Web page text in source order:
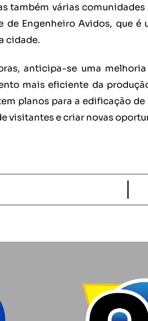
também várias
de Engenheiro Avidos, que
cidade.
anticipa-se uma
mais eficiente da
planos para a edificação
visitantes e criar novas